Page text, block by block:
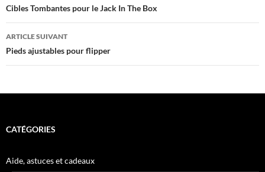
des
articles
Cibles Tombantes pour le Jack In The Box
ARTICLE SUIVANT
Pieds ajustables pour flipper
CATÉGORIES
Aide, astuces et cadeaux